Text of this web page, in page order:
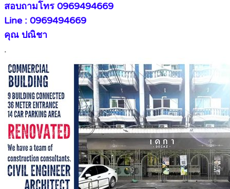
สอบถามโทร 0969494669
Line : 0969494669
คุณ ปณิชา
.